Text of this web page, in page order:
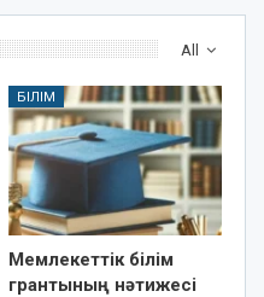
All
БІЛІМ
Мемлекеттік білім
грантының нәтижесі